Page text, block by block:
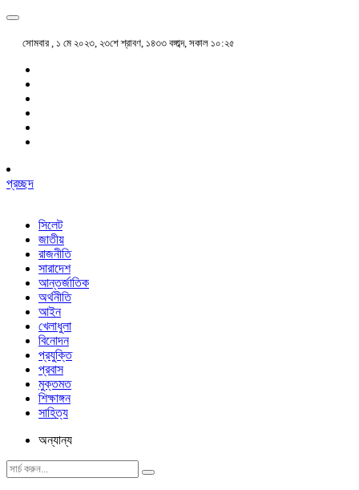
সোমবার , ১ মে ২০২৩, ২৩শে শ্রাবণ, ১৪৩৩ বঙ্গাব্দ, সকাল ১০:২৫
প্রচ্ছদ
সিলেট
জাতীয়
রাজনীতি
সারাদেশ
আন্তর্জাতিক
অর্থনীতি
আইন
খেলাধুলা
বিনোদন
প্রযুক্তি
প্রবাস
মুক্তমত
শিক্ষাঙ্গন
সাহিত্য
অন্যান্য